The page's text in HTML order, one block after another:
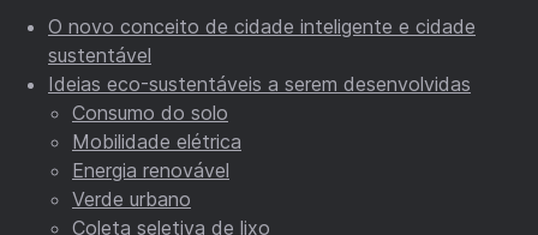
O novo conceito de cidade inteligente e cidade
sustentável
Ideias eco-sustentáveis a serem desenvolvidas
Consumo do solo
Mobilidade elétrica
Energia renovável
Verde urbano
Coleta seletiva de lixo